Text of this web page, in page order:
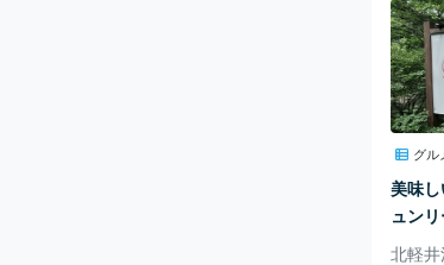
反対
き橋
こと
多い
遊歩
とも
管理
て写真
と思
グル
美味
ュン
北軽